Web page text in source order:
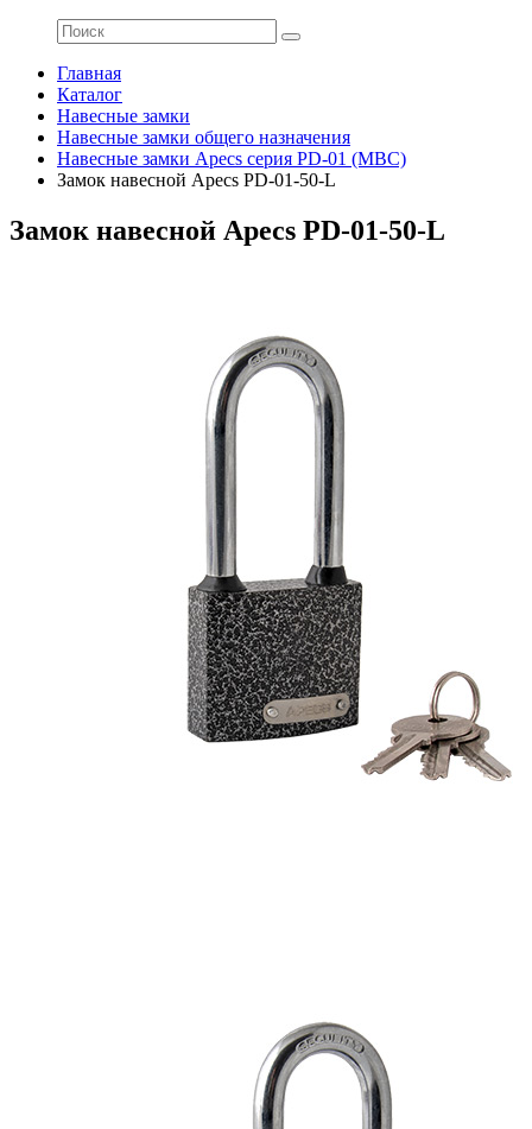
Главная
Каталог
Навесные замки
Навесные замки общего назначения
Навесные замки Apecs серия PD-01 (МВС)
Замок навесной Apecs PD-01-50-L
Замок навесной Apecs PD-01-50-L